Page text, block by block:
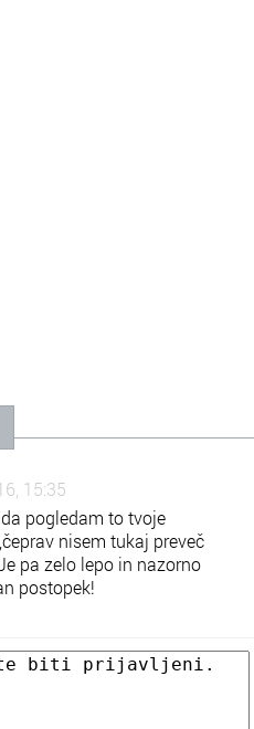
15:35
pogledam to tvoje
nisem tukaj preveč
pa zelo lepo in nazorno
postopek!